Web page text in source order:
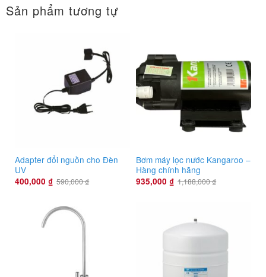
Sản phẩm tương tự
Adapter đổi nguồn cho Đèn
UV
400,000 ₫ 590,000₫
Bơm máy lọc nước Kangaroo –
Hàng chính hãng
935,000 ₫ 1,188,000₫